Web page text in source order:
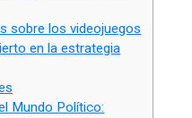
sobre los videojuegos
en la estrategia
Mundo Político: